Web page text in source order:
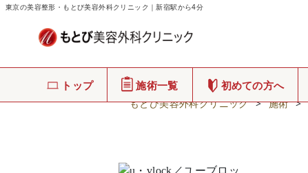
東京の美容整形・もとび美容外科クリニック｜新宿駅から4分
トップ 施術一覧 初めての方へ
もとび美容外科クリニック > 施術 >